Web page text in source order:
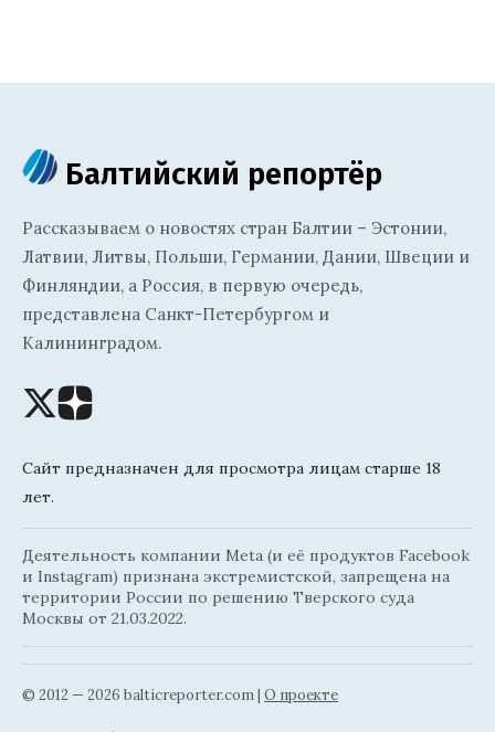
Балтийский репортёр
Рассказываем о новостях стран Балтии – Эстонии,
Латвии, Литвы, Польши, Германии, Дании, Швеции и
Финляндии, а Россия, в первую очередь,
представлена Санкт-Петербургом и
Калининградом.
Сайт предназначен для просмотра лицам старше 18
лет.
Деятельность компании Meta (и её продуктов Facebook
и Instagram) признана экстремистской, запрещена на
территории России по решению Тверского суда
Москвы от 21.03.2022.
© 2012 — 2026 balticreporter.com | О проекте